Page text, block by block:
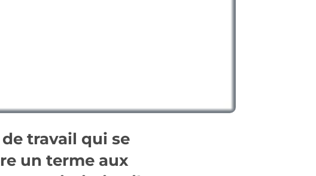
travail qui se
un terme aux